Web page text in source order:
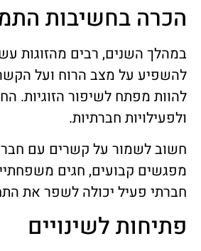
הכרה בחשיבות
במהלך השנים, רבים מהזוגות
להשפיע על מצב הרוח ועל
להוות מפתח לשיפור הזוגיות.
ולפעילויות חברתיות.
חשוב לשמור על קשרים עם
מפגשים קבועים, חגים
חברתי פעיל יכולה לשפר את
פתיחות לשינויים